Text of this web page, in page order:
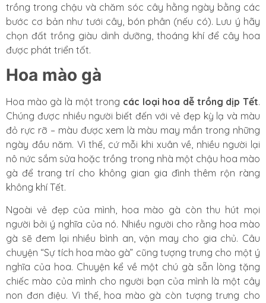
trồng trong chậu và chăm sóc cây hằng ngày bằng các
bước cơ bản như tưới cây, bón phân (nếu có). Lưu ý hãy
chọn đất trồng giàu dinh dưỡng, thoáng khí để cây hoa
được phát triển tốt.
Hoa mào gà
Hoa mào gà là một trong các loại hoa dễ trồng dịp Tết.
Chúng được nhiều người biết đến với vẻ đẹp kỳ lạ và màu
đỏ rực rỡ – màu được xem là màu may mắn trong những
ngày đầu năm. Vì thế, cứ mỗi khi xuân về, nhiều người lại
nô nức sắm sửa hoặc trồng trong nhà một chậu hoa mào
gà để trang trí cho không gian gia đình thêm rộn ràng
không khí Tết.
Ngoài vẻ đẹp của mình, hoa mào gà còn thu hút mọi
người bởi ý nghĩa của nó. Nhiều người cho rằng hoa mào
gà sẽ đem lại nhiều bình an, vận may cho gia chủ. Câu
chuyện “Sự tích hoa mào gà” cũng tượng trưng cho một ý
nghĩa của hoa. Chuyện kể về một chú gà sẵn lòng tặng
chiếc mào của mình cho người bạn của mình là một cây
non đơn điệu. Vì thế, hoa mào gà còn tượng trưng cho